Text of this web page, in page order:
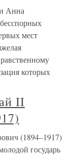
Анна
мест
которых
II
(1894–1917)
государь